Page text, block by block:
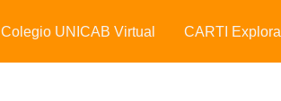
Colegio UNICAB Virtual CARTI Explora